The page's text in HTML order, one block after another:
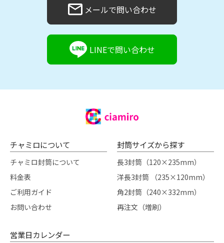
メールで問い合わせ
LINEで問い合わせ
チャミロについて
チャミロ封筒について
料金表
ご利用ガイド
お問い合わせ
封筒サイズから探す
長3封筒（120×235mm）
洋長3封筒 （235×120mm）
角2封筒（240×332mm）
再注文（増刷）
営業日カレンダー